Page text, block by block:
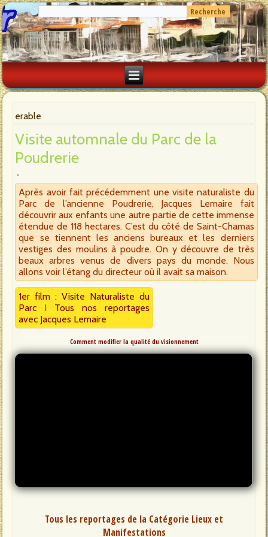
erable
Visite automnale du Parc de la
Poudrerie
Après avoir fait précédemment une visite naturaliste du
Parc de l’ancienne Poudrerie, Jacques Lemaire fait
découvrir aux enfants une autre partie de cette immense
étendue de 118 hectares. C’est du côté de Saint-Chamas
que se tiennent les anciens bureaux et les derniers
vestiges des moulins à poudre. On y découvre de très
beaux arbres venus de divers pays du monde. Nous
allons voir l’étang du directeur où il avait sa maison.
1er film : Visite Naturaliste du
Parc I Tous nos reportages
avec Jacques Lemaire
Comment modifier la qualité du visionnement
Tous les reportages de la Catégorie Lieux et
Manifestations